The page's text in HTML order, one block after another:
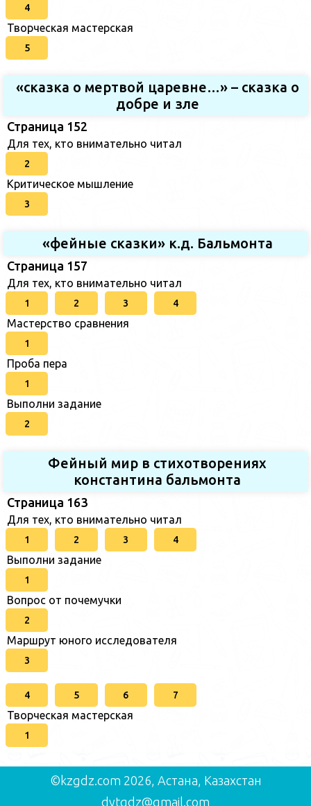
4
Творческая мастерская
5
«сказка о мертвой царевне…» – сказка о
добре и зле
Страница 152
Для тех, кто внимательно читал
2
Критическое мышление
3
«фейные сказки» к.д. Бальмонта
Страница 157
Для тех, кто внимательно читал
1 2 3 4
Мастерство сравнения
1
Проба пера
1
Выполни задание
2
Фейный мир в стихотворениях
константина бальмонта
Страница 163
Для тех, кто внимательно читал
1 2 3 4
Выполни задание
1
Вопрос от почемучки
2
Маршрут юного исследователя
3
4 5 6 7
Творческая мастерская
1
©kzgdz.com 2026, Астана, Казахстан
dytgdz@gmail.com